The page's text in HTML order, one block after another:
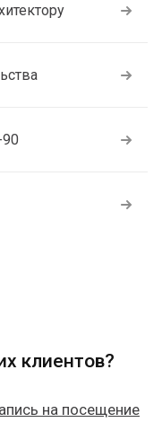
клиентов?
на посещение